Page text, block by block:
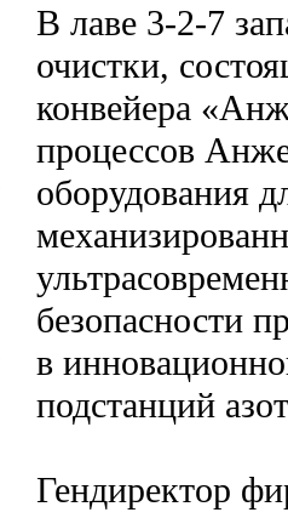
В лаве 3-2-7
очистки,
конвейера
процессов
оборудования
безопасности
в
подстанций
Гендиректор